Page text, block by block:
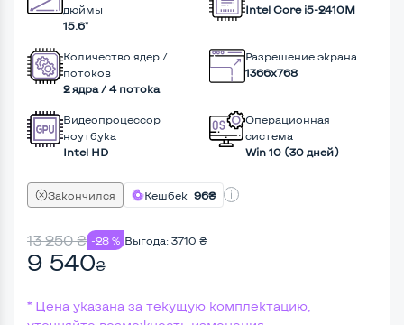
дюймы
15.6"
Intel Core i5-2410M
Количество ядер /
потоков
2 ядра / 4 потока
Разрешение экрана
1366x768
Видеопроцессор
ноутбука
Intel HD
Операционная
система
Win 10 (30 дней)
Закончился Кешбек 96₴
13 250₴ -28 % Выгода: 3710 ₴
9 540₴
* Цена указана за текущую комплектацию,